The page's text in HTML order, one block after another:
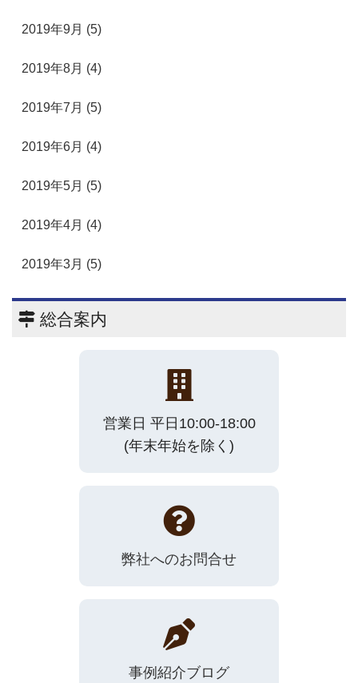
2019年9月 (5)
2019年8月 (4)
2019年7月 (5)
2019年6月 (4)
2019年5月 (5)
2019年4月 (4)
2019年3月 (5)
総合案内
営業日 平日10:00-18:00
(年末年始を除く)
弊社へのお問合せ
事例紹介ブログ